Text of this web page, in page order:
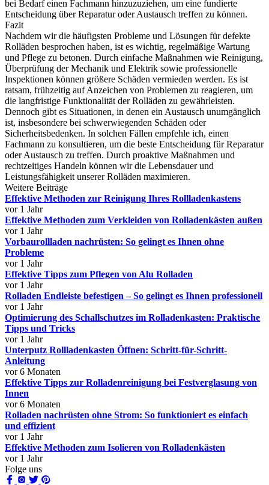
bei Bedarf einen Fachmann hinzuzuziehen, um eine fundierte
Entscheidung über Reparatur oder Austausch treffen zu können.
Fazit
Nachdem wir die häufigsten Probleme und Lösungen für defekte
Rolläden besprochen haben, ist es wichtig, regelmäßige Wartung
und Pflege zu betonen. Durch einfache Maßnahmen wie Reinigung,
Überprüfung der Mechanik und Elektrik sowie professionelle
Inspektionen können größere Schäden vermieden werden. Es ist
ratsam, frühzeitig auf Anzeichen von Problemen zu reagieren, um
die langfristige Funktionalität der Rolläden zu gewährleisten.
Dennoch gibt es Situationen, in denen ein Austausch unumgänglich
ist, insbesondere bei schwerwiegenden Schäden oder
Sicherheitsbedenken. In solchen Fällen empfehle ich, einen
Fachmann zu konsultieren, um die beste Entscheidung für Reparatur
oder Austausch zu treffen. Durch proaktive Maßnahmen und
rechtzeitiges Handeln können wir die Lebensdauer und
Leistungsfähigkeit unserer Rolläden maximieren.
Weitere Beiträge
Effektive Methoden zur Reinigung Ihres Rollladenkastens
vor 1 Jahr
Effektive Methoden zum Verkleiden von Rolladenkästen außen
vor 1 Jahr
Vorbaurollladen nachrüsten: So gelingt es Ihnen ohne
Probleme
vor 1 Jahr
Effektive Tipps zum Pflegen von Alu Rolladen
vor 1 Jahr
Rolladen Endleiste befestigen – So gelingt es Ihnen professionell
vor 1 Jahr
Optimierung des Schallschutzes im Rolladenkasten: Praktische
Tipps und Tricks
vor 1 Jahr
Unterputz Rollladenkasten Öffnen: Schritt-für-Schritt-
Anleitung
vor 6 Monaten
Effektive Tipps zur Rolladenreinigung bei Festverglasung von
Innen
vor 6 Monaten
Rolladen nachrüsten ohne Strom: So funktioniert es einfach
und effizient
vor 1 Jahr
Effektive Methoden zum Isolieren von Rolladenkästen
vor 1 Jahr
Folge uns